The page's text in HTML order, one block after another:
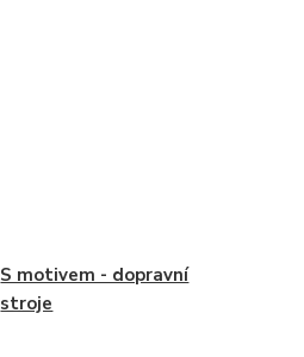
S motivem - dopravní
stroje